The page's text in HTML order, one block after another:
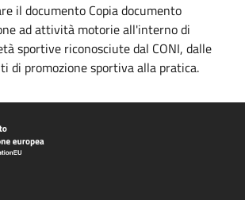
il documento Copia documento
ad attività motorie all'interno di
sportive riconosciute dal CONI, dalle
di promozione sportiva alla pratica.